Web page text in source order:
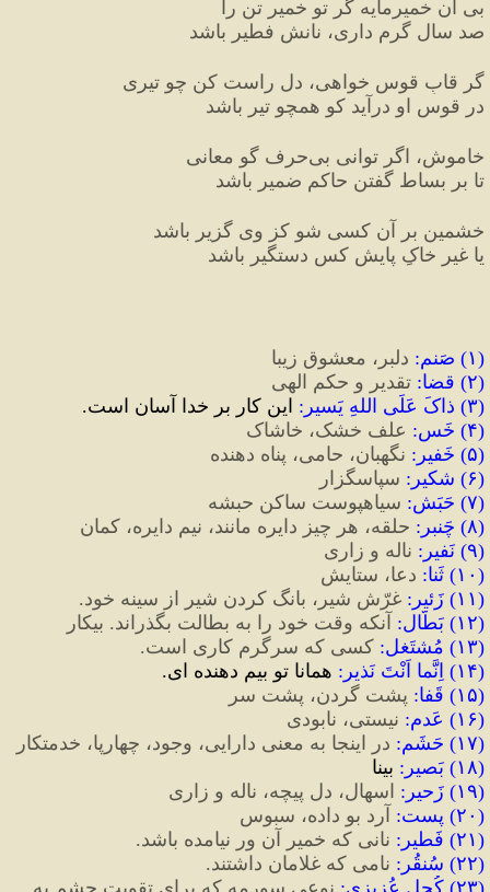
بی آن خمیرمایه گر تو خمیر تن را
صد سال گرم داری، نانش فطیر باشد
گر قابِ قوس خواهی، دل راست کن چو تیری
در قوس او درآید کو همچو تیر باشد
خاموش، اگر توانی بیحرف گو معانی
تا بر بساط گفتن حاکم ضمیر باشد
خشمین بر آن کسی شو کز وی گزیر باشد
یا غیر خاکِ پایش کس دستگیر باشد
(۱) صَنم: دلبر، معشوق زیبا
(۲) قضا: تقدیر و حکم الهی
(۳) ذاکَ عَلَی اللهِ یَسیر : این کار بر خدا آسان است.
(۴) خَس: علف خشک، خاشاک
(۵) خَفیر : نگهبان، حامی، پناه دهنده
(۶) شکیر : سپاسگزار
(۷) حَبَش: سیاهپوست ساکن حبشه
(۸) چَنبر : حلقه، هر چیز دایره مانند، نیم دایره، کمان
(۹) نَفیر : ناله و زاری
( ۱۰) ثَنا: دعا، ستایش
(۱۱) زَئیر : غرّش شیر، بانگ کردن شیر از سینه خود.
(۱۲) بَطّال: آنکه وقت خود را به بطالت بگذراند. بیکار
(۱۳) مُشتَغل: کسی که سرگرم کاری است.
(۱۴) اِنَّما اَنْتَ نَذیر : همانا تو بیم دهنده ای.
(۱۵) قَفا: پشت گردن، پشت سر
(۱۶) عَدم: نیستی، نابودی
(۱۷) حَشَم: در اینجا به معنی دارایی، وجود، چهارپا، خدمتکار
(۱۸) بَصیر : بینا
(۱۹) زَحیر : اسهال، دل پیچه، ناله و زاری
( ۲۰) پِست: آرد بو داده، سبوس
(۲۱) فَطیر : نانی که خمیر آن ور نیامده باشد.
(۲۲) سُنقُر : نامی که غلامان داشتند.
(۲۳) کُحلِ عُزیزی: